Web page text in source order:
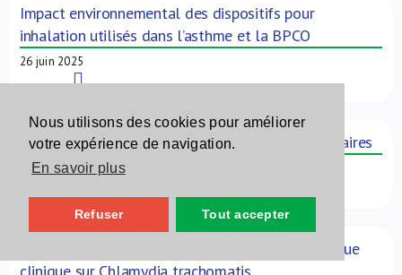
Nous utilisons des cookies pour améliorer
votre expérience de navigation.
En savoir plus
Refuser Tout accepter
Impact environnemental des dispositifs pour
inhalation utilisés dans l’asthme et la BPCO
26 juin 2025
Finastéride: confirmation du risque d’idées suicidaires
26 juin 2025
WOREL publie une mise à jour du guide de pratique